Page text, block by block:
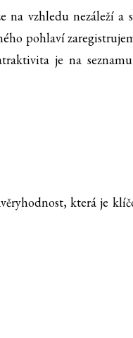
vzhledu nezáleží a
pohlaví
je na
která je